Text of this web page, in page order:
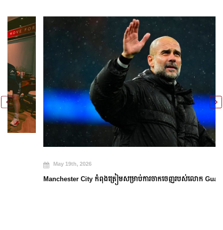
May 19th, 2026
Manchester City កំពុងត្រៀមសម្រាប់ការចាកចេញរបស់លោក Guardiola